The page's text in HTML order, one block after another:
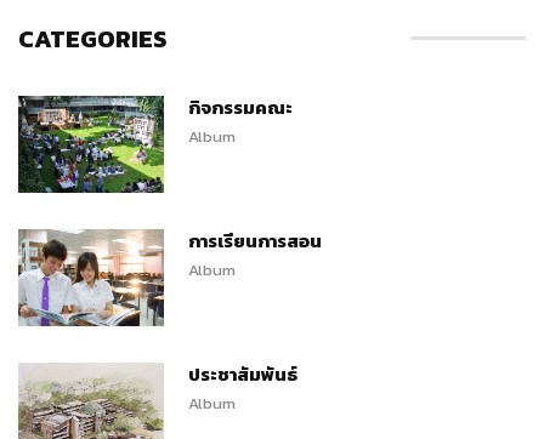
CATEGORIES
กิจกรรมคณะ
Album
การเรียนการสอน
Album
ประชาสัมพันธ์
Album